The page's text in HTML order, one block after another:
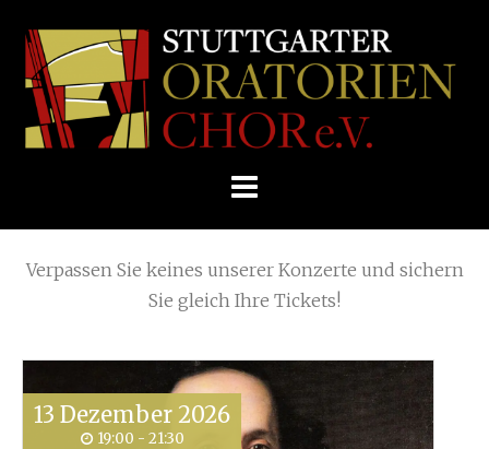
Skip
E.V.
Home Archive for Concert (Page 3)
Verpassen Sie keines unserer Konzerte und sichern
Sie gleich Ihre Tickets!
13 Dezember 2026
19:00 - 21:30